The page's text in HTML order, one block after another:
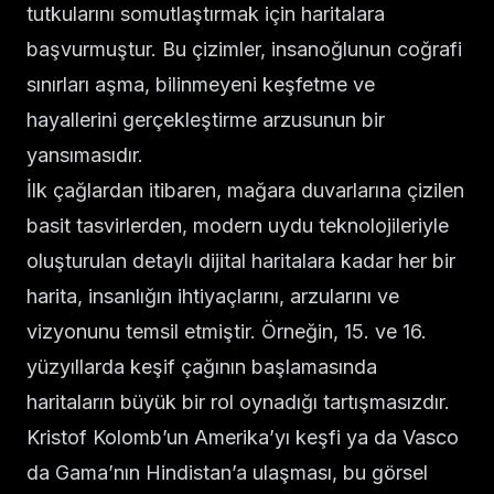
tutkularını somutlaştırmak için haritalara
başvurmuştur. Bu çizimler, insanoğlunun coğrafi
sınırları aşma, bilinmeyeni keşfetme ve
hayallerini gerçekleştirme arzusunun bir
yansımasıdır.
İlk çağlardan itibaren, mağara duvarlarına çizilen
basit tasvirlerden, modern uydu teknolojileriyle
oluşturulan detaylı dijital haritalara kadar her bir
harita, insanlığın ihtiyaçlarını, arzularını ve
vizyonunu temsil etmiştir. Örneğin, 15. ve 16.
yüzyıllarda keşif çağının başlamasında
haritaların büyük bir rol oynadığı tartışmasızdır.
Kristof Kolomb’un Amerika’yı keşfi ya da Vasco
da Gama’nın Hindistan’a ulaşması, bu görsel